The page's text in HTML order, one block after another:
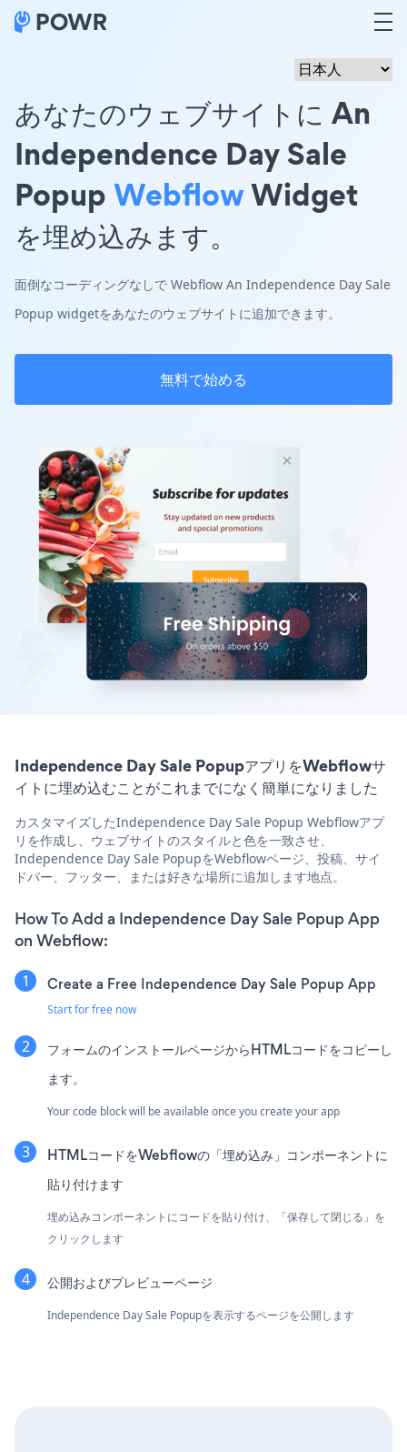
あなたのウェブサイトに An
Independence Day Sale
PopupWebflowWidget
を埋め込みます。
面倒なコーディングなしで Webflow An Independence Day Sale
Popup widgetをあなたのウェブサイトに追加できます。
無料で始める
Independence Day Sale PopupアプリをWebflowサ
イトに埋め込むことがこれまでになく簡単になりました
カスタマイズしたIndependence Day Sale Popup Webflowアプ
リを作成し、ウェブサイトのスタイルと色を一致させ、
Independence Day Sale PopupをWebflowページ、投稿、サイ
ドバー、フッター、または好きな場所に追加します地点。
How To Add a Independence Day Sale Popup App
on Webflow:
Create a Free Independence Day Sale Popup App
Start for free now
フォームのインストールページからHTMLコードをコピーし
ます。
Your code block will be available once you create your app
HTMLコードをWebflowの「埋め込み」コンポーネントに
貼り付けます
埋め込みコンポーネントにコードを貼り付け、「保存して閉じる」を
クリックします
公開およびプレビューページ
Independence Day Sale Popupを表示するページを公開します